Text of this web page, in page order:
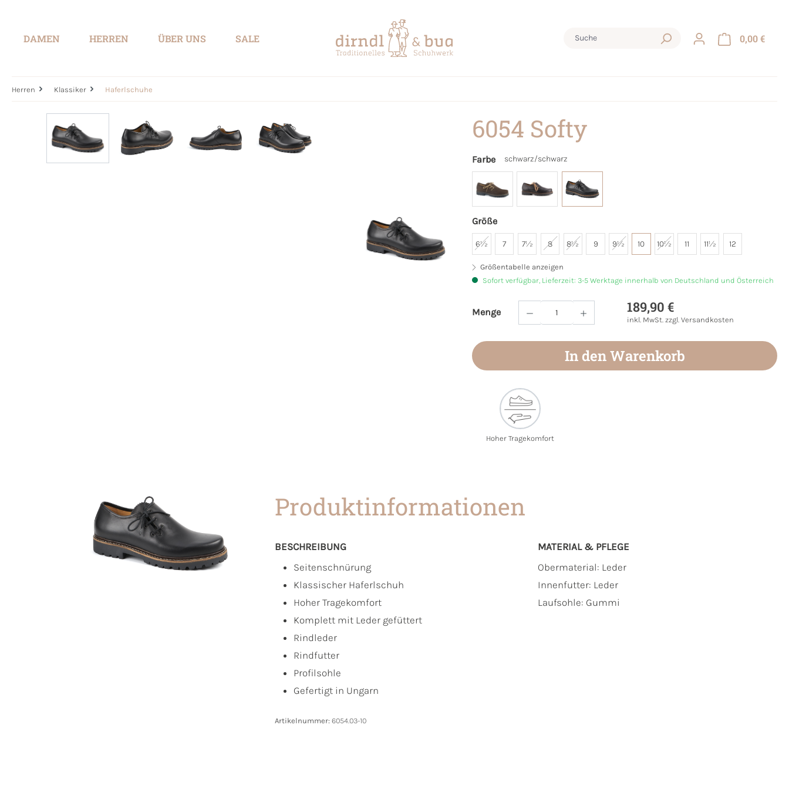
DAMEN HERREN ÜBER UNS SALE 0,00 €
Herren Klassiker Haferlschuhe
6054 Softy
Farbe schwarz/schwarz
Größe
6½ 7 7½ 8 8½ 9 9½ 10 10½ 11 11½ 12
Größentabelle anzeigen
Sofort verfügbar, Lieferzeit: 3-5 Werktage innerhalb von Deutschland und Österreich
Menge
Produkt Anzahl: Gib den gewünschten Wert ein
189,90 €
inkl. MwSt. zzgl. Versandkosten
In den Warenkorb
Hoher Tragekomfort
Produktinformationen
BESCHREIBUNG
Seitenschnürung
Klassischer Haferlschuh
Hoher Tragekomfort
Komplett mit Leder gefüttert
Rindleder
Rindfutter
Profilsohle
Gefertigt in Ungarn
MATERIAL & PFLEGE
Obermaterial: Leder
Innenfutter: Leder
Laufsohle: Gummi
Artikelnummer: 6054.03-10